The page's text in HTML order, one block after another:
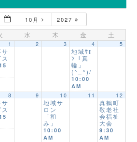
10月 2027
水 木 金 土
1
サ
2 3 4
地域ｻﾛ
ﾝ「真
輪」
(^_^)/
10:00
AM
5
8
サ
9 10
地域サ
ロン
「和
み」
10:00
AM
11 12
真鶴町
敬老社
会福祉
大会
9:30
AM